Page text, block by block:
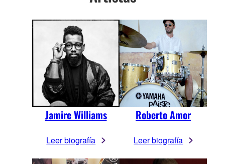
Jamire Williams
Leer biografía
Roberto Amor
Leer biografía